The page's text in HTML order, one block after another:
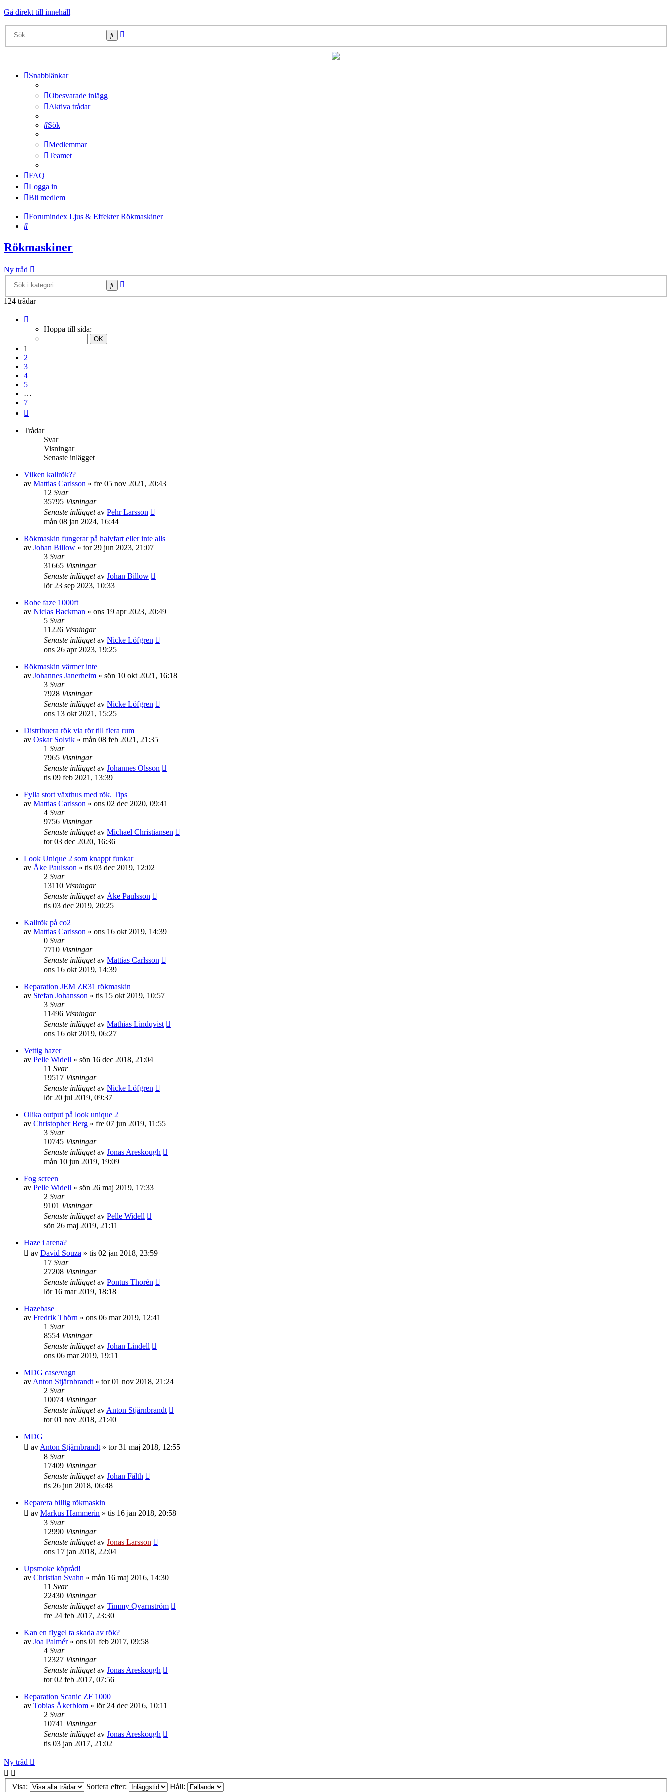
Gå direkt till innehåll
Sök
Snabblänkar
Obesvarade inlägg
Aktiva trådar
Sök
Medlemmar
Teamet
FAQ
Logga in
Bli medlem
Forumindex Ljus & Effekter Rökmaskiner
Sök
Rökmaskiner
Ny tråd
Sök
124 trådar
Hoppa till sida:
1
2
3
4
5
…
7
Trådar
Svar
Visningar
Senaste inlägget
Vilken kallrök??
av Mattias Carlsson » fre 05 nov 2021, 20:43
12 Svar
35795 Visningar
Senaste inläggetav Pehr Larsson
mån 08 jan 2024, 16:44
Rökmaskin fungerar på halvfart eller inte alls
av Johan Billow » tor 29 jun 2023, 21:07
3 Svar
31665 Visningar
Senaste inläggetav Johan Billow
lör 23 sep 2023, 10:33
Robe faze 1000ft
av Niclas Backman » ons 19 apr 2023, 20:49
5 Svar
11226 Visningar
Senaste inläggetav Nicke Löfgren
ons 26 apr 2023, 19:25
Rökmaskin värmer inte
av Johannes Janerheim » sön 10 okt 2021, 16:18
3 Svar
7928 Visningar
Senaste inläggetav Nicke Löfgren
ons 13 okt 2021, 15:25
Distribuera rök via rör till flera rum
av Oskar Solvik » mån 08 feb 2021, 21:35
1 Svar
7965 Visningar
Senaste inläggetav Johannes Olsson
tis 09 feb 2021, 13:39
Fylla stort växthus med rök. Tips
av Mattias Carlsson » ons 02 dec 2020, 09:41
4 Svar
9756 Visningar
Senaste inläggetav Michael Christiansen
tor 03 dec 2020, 16:36
Look Unique 2 som knappt funkar
av Åke Paulsson » tis 03 dec 2019, 12:02
2 Svar
13110 Visningar
Senaste inläggetav Åke Paulsson
tis 03 dec 2019, 20:25
Kallrök på co2
av Mattias Carlsson » ons 16 okt 2019, 14:39
0 Svar
7710 Visningar
Senaste inläggetav Mattias Carlsson
ons 16 okt 2019, 14:39
Reparation JEM ZR31 rökmaskin
av Stefan Johansson » tis 15 okt 2019, 10:57
3 Svar
11496 Visningar
Senaste inläggetav Mathias Lindqvist
ons 16 okt 2019, 06:27
Vettig hazer
av Pelle Widell » sön 16 dec 2018, 21:04
11 Svar
19517 Visningar
Senaste inläggetav Nicke Löfgren
lör 20 jul 2019, 09:37
Olika output på look unique 2
av Christopher Berg » fre 07 jun 2019, 11:55
3 Svar
10745 Visningar
Senaste inläggetav Jonas Areskough
mån 10 jun 2019, 19:09
Fog screen
av Pelle Widell » sön 26 maj 2019, 17:33
2 Svar
9101 Visningar
Senaste inläggetav Pelle Widell
sön 26 maj 2019, 21:11
Haze i arena?
av David Souza » tis 02 jan 2018, 23:59
17 Svar
27208 Visningar
Senaste inläggetav Pontus Thorén
lör 16 mar 2019, 18:18
Hazebase
av Fredrik Thörn » ons 06 mar 2019, 12:41
1 Svar
8554 Visningar
Senaste inläggetav Johan Lindell
ons 06 mar 2019, 19:11
MDG case/vagn
av Anton Stjärnbrandt » tor 01 nov 2018, 21:24
2 Svar
10074 Visningar
Senaste inläggetav Anton Stjärnbrandt
tor 01 nov 2018, 21:40
MDG
av Anton Stjärnbrandt » tor 31 maj 2018, 12:55
8 Svar
17409 Visningar
Senaste inläggetav Johan Fälth
tis 26 jun 2018, 06:48
Reparera billig rökmaskin
av Markus Hammerin » tis 16 jan 2018, 20:58
3 Svar
12990 Visningar
Senaste inläggetav Jonas Larsson
ons 17 jan 2018, 22:04
Upsmoke köpråd!
av Christian Svahn » mån 16 maj 2016, 14:30
11 Svar
22430 Visningar
Senaste inläggetav Timmy Qvarnström
fre 24 feb 2017, 23:30
Kan en flygel ta skada av rök?
av Joa Palmér» ons 01 feb 2017, 09:58
4 Svar
12327 Visningar
Senaste inläggetav Jonas Areskough
tor 02 feb 2017, 07:56
Reparation Scanic ZF 1000
av Tobias Åkerblom » lör 24 dec 2016, 10:11
2 Svar
10741 Visningar
Senaste inläggetav Jonas Areskough
tis 03 jan 2017, 21:02
Ny tråd
Visa: Sortera efter: Håll: